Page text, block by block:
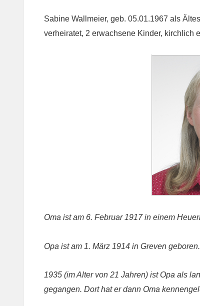
Sabine Wallmeier, geb. 05.01.1967 als
verheiratet, 2 erwachsene Kinder, kirchlich
Oma ist am 6. Februar 1917 in einem
Opa ist am 1. März 1914 in Greven geboren.
1935 (im Alter von 21 Jahren) ist Opa als
gegangen. Dort hat er dann Oma